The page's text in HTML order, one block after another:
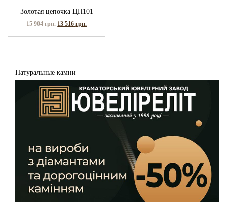
Золотая цепочка ЦП101
15 904грн. 13 516грн.
Натуральные камни